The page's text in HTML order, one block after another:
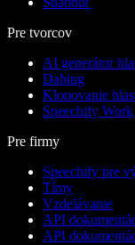
Pre tvorcov
AI generátor
Dabing
Klonovanie
Speechify Work
Pre firmy
Speechify pre
Tímy
Vzdelávanie
API
API